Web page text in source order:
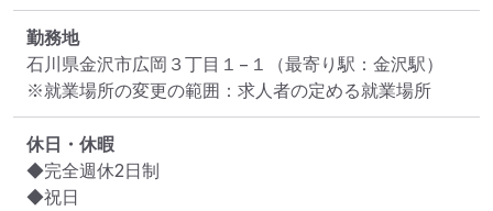
勤務地
石川県金沢市広岡３丁目１−１
（最寄り駅：金沢駅）
※就業場所の変更の範囲：求人者の定める就業場所
休日・休暇
◆完全週休2日制
◆祝日